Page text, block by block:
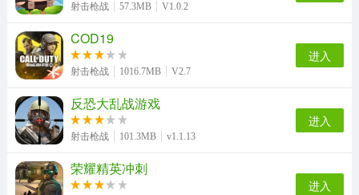
射击枪战 57.3MB V1.0.2
COD19
射击枪战 1016.7MB V2.7
进入
反恐大乱战游戏
射击枪战 101.3MB v1.1.13
进入
荣耀精英冲刺
进入